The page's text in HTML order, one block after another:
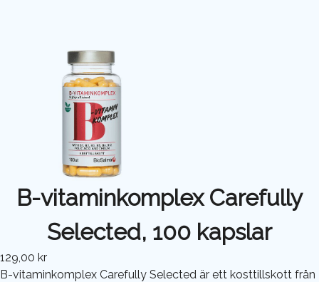
B-vitaminkomplex Carefully
Selected, 100 kapslar
129,00 kr
B-vitaminkomplex Carefully Selected är ett kosttillskott från